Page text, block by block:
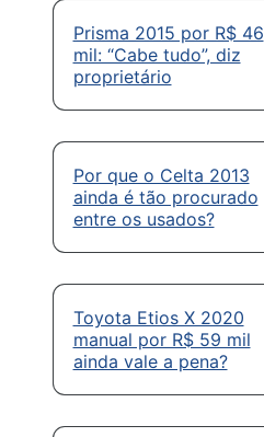
Prisma 2015 por R$ 46
mil: “Cabe tudo”, diz
proprietário
Por que o Celta 2013
ainda é tão procurado
entre os usados?
Toyota Etios X 2020
manual por R$ 59 mil
ainda vale a pena?